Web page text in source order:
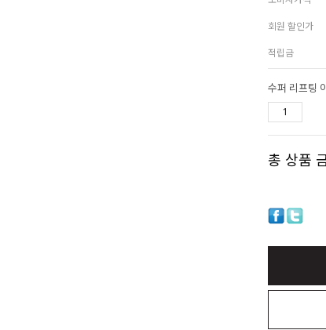
회원 할인가
적립금
수퍼 리프팅
총 상품